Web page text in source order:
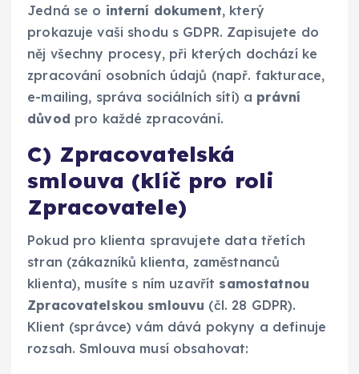
Jedná se o interní dokument, který
prokazuje vaši shodu s GDPR. Zapisujete do
něj všechny procesy, při kterých dochází ke
zpracování osobních údajů (např. fakturace,
e-mailing, správa sociálních sítí) a právní
důvod pro každé zpracování.
C) Zpracovatelská
smlouva (klíč pro roli
Zpracovatele)
Pokud pro klienta spravujete data třetích
stran (zákazníků klienta, zaměstnanců
klienta), musíte s ním uzavřít samostatnou
Zpracovatelskou smlouvu (čl. 28 GDPR).
Klient (správce) vám dává pokyny a definuje
rozsah. Smlouva musí obsahovat: